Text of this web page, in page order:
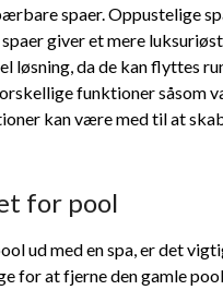
spaer. Oppustelige
giver et mere
løsning, da de kan flyttes
funktioner såsom
kan være med til at
for pool
ud med en spa, er det
for at fjerne den gamle